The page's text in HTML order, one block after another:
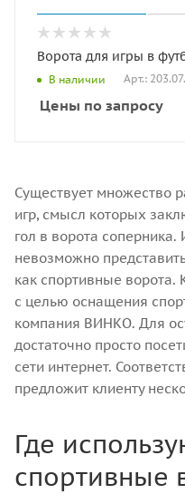
Ворота для игры в
В наличии Арт.:
Цены по запросу
Существует множество
игр, смысл которых
гол в ворота
невозможно
как спортивные ворота.
с целью оснащения
компания ВИНКО. Для
достаточно просто
сети интернет.
предложит клиенту
Где
спортивные